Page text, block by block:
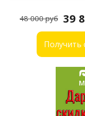
39
48 000 руб
Получить